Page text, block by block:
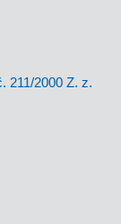
211/2000 Z. z.